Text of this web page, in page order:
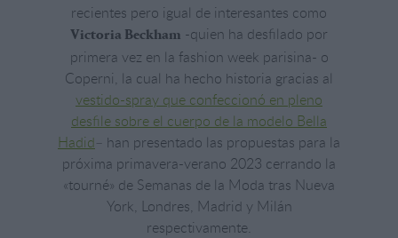
recientes pero igual de interesantes como
Victoria Beckham -quien ha desfilado por
primera vez en la fashion week parisina- o
Coperni, la cual ha hecho historia gracias al
vestido-spray que confeccionó en pleno
desfile sobre el cuerpo de la modelo Bella
Hadid– han presentado las propuestas para la
próxima primavera-verano 2023 cerrando la
«tourné» de Semanas de la Moda tras Nueva
York, Londres, Madrid y Milán
respectivamente.